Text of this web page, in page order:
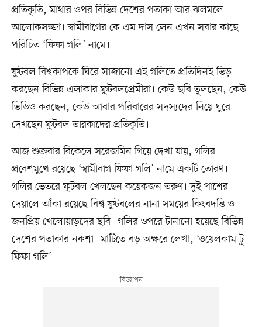
প্রতিকৃতি, মাথার ওপর বিভিন্ন দেশের পতাকা আর ঝলমলে
আলোকসজ্জা। স্বামীবাগের কে এম দাস লেন এখন সবার কাছে
পরিচিত ‘ফিফা গলি’ নামে।
ফুটবল বিশ্বকাপকে ঘিরে সাজানো এই গলিতে প্রতিদিনই ভিড়
করছেন বিভিন্ন এলাকার ফুটবলপ্রেমীরা। কেউ ছবি তুলছেন, কেউ
ভিডিও করছেন, কেউ আবার পরিবারের সদস্যদের নিয়ে ঘুরে
দেখছেন ফুটবল তারকাদের প্রতিকৃতি।
আজ শুক্রবার বিকেলে সরেজমিন গিয়ে দেখা যায়, গলির
প্রবেশমুখে রয়েছে ‘স্বামীবাগ ফিফা গলি’ নামে একটি তোরণ।
গলির ভেতরে ফুটবল খেলছেন কয়েকজন তরুণ। দুই পাশের
দেয়ালে আঁকা রয়েছে বিশ্ব ফুটবলের নানা সময়ের কিংবদন্তি ও
জনপ্রিয় খেলোয়াড়দের ছবি। গলির ওপরে টানানো হয়েছে বিভিন্ন
দেশের পতাকার নকশা। মাটিতে বড় অক্ষরে লেখা, ‘ওয়েলকাম টু
ফিফা গলি’।